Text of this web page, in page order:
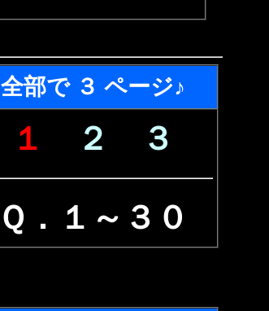
全部で ３ ページ♪
１ ２ ３
Ｑ．１～３０